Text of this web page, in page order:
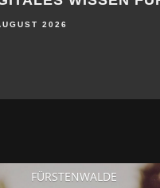
FÜRSTENWALDE
24